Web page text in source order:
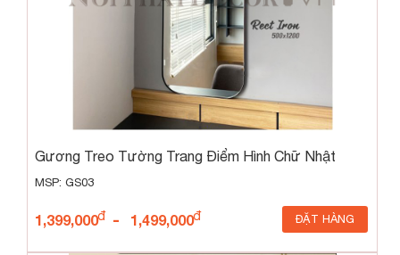
Gương Treo Tường Trang Điểm Hình Chữ Nhật
MSP: GS03
1,399,000 - 1,499,000 ĐẶT HÀNG